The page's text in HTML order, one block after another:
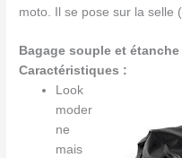
moto. Il se pose sur la selle
Bagage souple et étanche
Caractéristiques :
Look
moder
ne
mais